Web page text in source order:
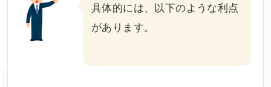
具体的には、以下のような利点
があります。